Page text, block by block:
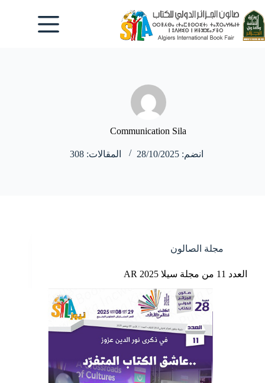
إلى
المحتوى
Communication Sila
انضم: 28/10/2025 المقالات: 308
مجلة الصالون
العدد 11 من مجلة سيلا 2025 AR